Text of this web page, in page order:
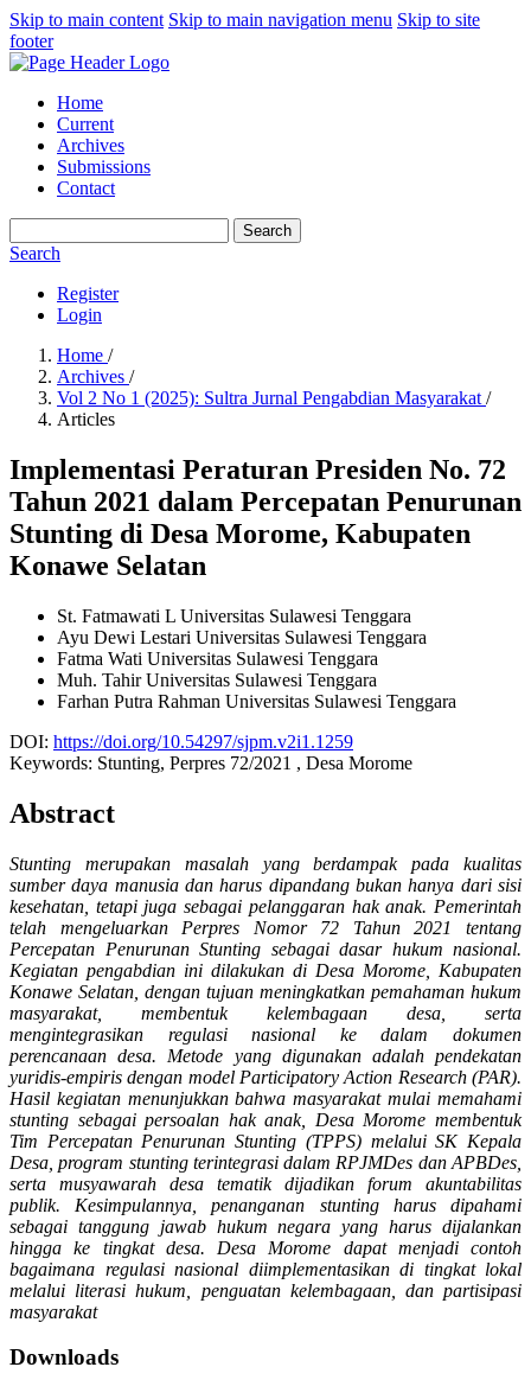
Skip to main content Skip to main navigation menu Skip to site
footer
Home
Current
Archives
Submissions
Contact
Search
Search
Register
Login
Home /
Archives /
Vol 2 No 1 (2025): Sultra Jurnal Pengabdian Masyarakat /
Articles
Implementasi Peraturan Presiden No. 72
Tahun 2021 dalam Percepatan Penurunan
Stunting di Desa Morome, Kabupaten
Konawe Selatan
St. Fatmawati L Universitas Sulawesi Tenggara
Ayu Dewi Lestari Universitas Sulawesi Tenggara
Fatma Wati Universitas Sulawesi Tenggara
Muh. TahirUniversitas Sulawesi Tenggara
Farhan Putra Rahman Universitas Sulawesi Tenggara
DOI: https://doi.org/10.54297/sjpm.v2i1.1259
Keywords: Stunting, Perpres 72/2021 , Desa Morome
Abstract
Stunting merupakan masalah yang berdampak pada kualitas
sumber daya manusia dan harus dipandang bukan hanya dari sisi
kesehatan, tetapi juga sebagai pelanggaran hak anak. Pemerintah
telah mengeluarkan Perpres Nomor 72 Tahun 2021 tentang
Percepatan Penurunan Stunting sebagai dasar hukum nasional.
Kegiatan pengabdian ini dilakukan di Desa Morome, Kabupaten
Konawe Selatan, dengan tujuan meningkatkan pemahaman hukum
masyarakat, membentuk kelembagaan desa, serta
mengintegrasikan regulasi nasional ke dalam dokumen
perencanaan desa. Metode yang digunakan adalah pendekatan
yuridis-empiris dengan model Participatory Action Research (PAR).
Hasil kegiatan menunjukkan bahwa masyarakat mulai memahami
stunting sebagai persoalan hak anak, Desa Morome membentuk
Tim Percepatan Penurunan Stunting (TPPS) melalui SK Kepala
Desa, program stunting terintegrasi dalam RPJMDes dan APBDes,
serta musyawarah desa tematik dijadikan forum akuntabilitas
publik. Kesimpulannya, penanganan stunting harus dipahami
sebagai tanggung jawab hukum negara yang harus dijalankan
hingga ke tingkat desa. Desa Morome dapat menjadi contoh
bagaimana regulasi nasional diimplementasikan di tingkat lokal
melalui literasi hukum, penguatan kelembagaan, dan partisipasi
masyarakat
Downloads